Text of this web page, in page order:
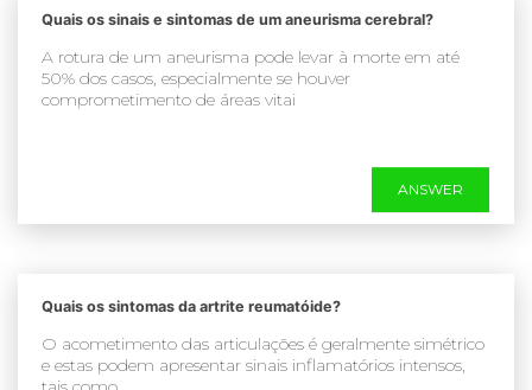
Quais os sinais e sintomas de um aneurisma cerebral?
A rotura de um aneurisma pode levar à morte em até
50% dos casos, especialmente se houver
comprometimento de áreas vitai
ANSWER
Quais os sintomas da artrite reumatóide?
O acometimento das articulações é geralmente simétrico
e estas podem apresentar sinais inflamatórios intensos,